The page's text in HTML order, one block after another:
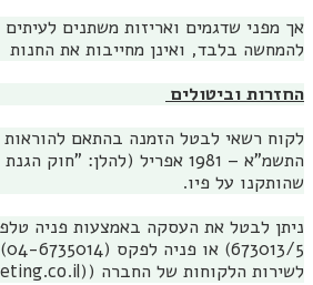
אך מפני שדגמים ואריזות משתנים לעיתים
להמחשה בלבד, ואינן מחייבות את החנות
החזרות וביטולים
לקוח רשאי לבטל הזמנה בהתאם להוראות
התשמ"א – 1981 אפריל (להלן:
שהותקנו על פיו.
לשירות הלקוחות של החברה ((office@gabi-marketing.co.il.